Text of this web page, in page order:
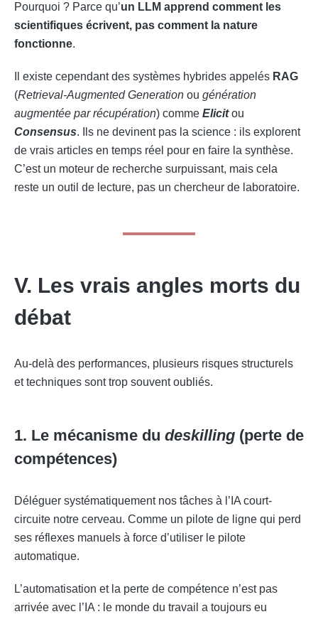
Pourquoi ? Parce qu’un LLM apprend comment les
scientifiques écrivent, pas comment la nature
fonctionne.
Il existe cependant des systèmes hybrides appelés RAG
(Retrieval-Augmented Generation ou génération
augmentée par récupération) comme Elicitou
Consensus. Ils ne devinent pas la science : ils explorent
de vrais articles en temps réel pour en faire la synthèse.
C’est un moteur de recherche surpuissant, mais cela
reste un outil de lecture, pas un chercheur de laboratoire.
V. Les vrais angles morts du
débat
Au-delà des performances, plusieurs risques structurels
et techniques sont trop souvent oubliés.
1. Le mécanisme du deskilling (perte de
compétences)
Déléguer systématiquement nos tâches à l’IA court-
circuite notre cerveau. Comme un pilote de ligne qui perd
ses réflexes manuels à force d’utiliser le pilote
automatique.
L’automatisation et la perte de compétence n’est pas
arrivée avec l’IA : le monde du travail a toujours eu